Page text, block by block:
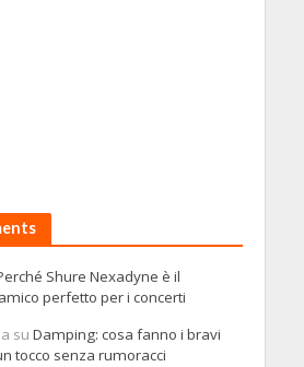
Shure Nexadyne è il
perfetto per i concerti
su Damping: cosa fanno i bravi
tocco senza rumoracci